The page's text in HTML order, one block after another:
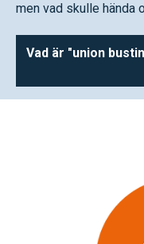
men vad skulle hända
Vad är "union